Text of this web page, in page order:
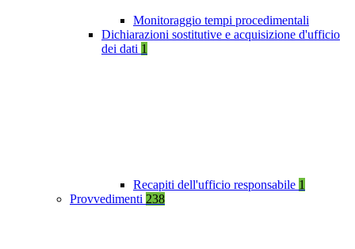
Monitoraggio tempi procedimentali
Dichiarazioni sostitutive e acquisizione d'ufficio
dei dati 1
Recapiti dell'ufficio responsabile 1
Provvedimenti 238